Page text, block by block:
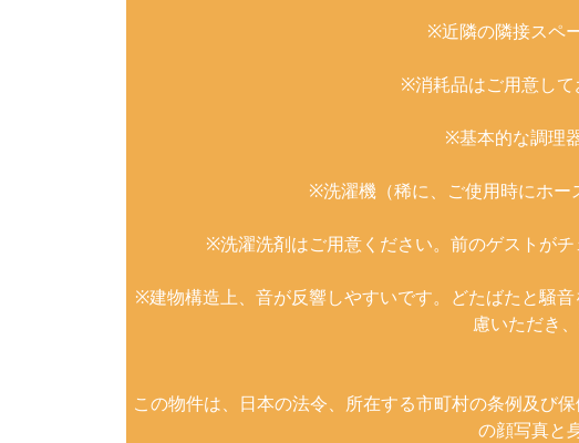
※近隣の隣接スペ
※消耗品はご用意して
※基本的な調理
※洗濯機（稀に、ご使用時にホー
※洗濯洗剤はご用意ください。前のゲストが
※建物構造上、音が反響しやすいです。どたばたと騒
慮いただき
この物件は、日本の法令、所在する市町村の条例及び
の顔写真と